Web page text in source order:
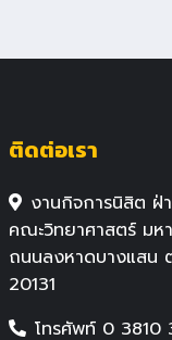
ติดต่อเรา
งานกิจการนิสิต ฝ่
คณะวิทยาศาสตร์ มห
ถนนลงหาดบางแสน
20131
โทรศัพท์ 0 3810